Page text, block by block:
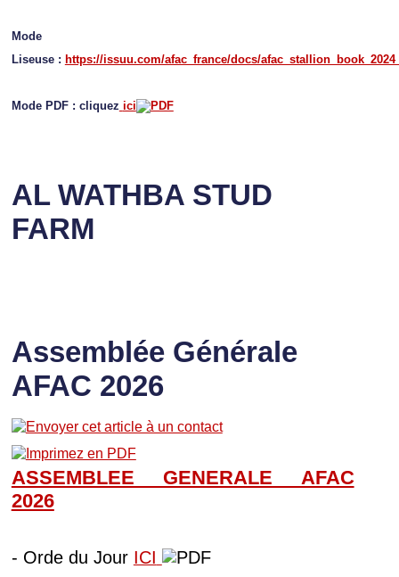
Mode
Liseuse : https://issuu.com/afac_france/docs/
Mode PDF : cliquez ici
AL WATHBA STUD
FARM
Assemblée Générale
AFAC 2026
ASSEMBLEE GENERALE AFAC
2026
- Orde du Jour ICI